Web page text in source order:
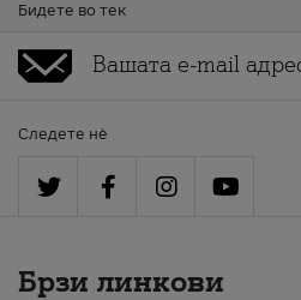
Бидете во тек
Следете нè
Брзи линкови